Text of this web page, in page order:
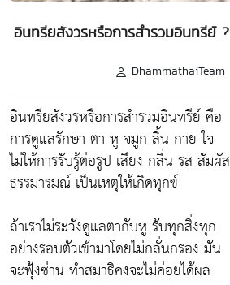
อินทรียสังวรหรือการสำรวมอินทรีย์ ?
DhammathaiTeam
อินทรียสังวรหรือการสำรวมอินทรีย์ คือ
การดูแลรักษา ตา หู จมูก ลิ้น กาย ใจ
ไม่ให้การรับรู้ต่อรูป เสียง กลิ่น รส สัมผัส
ธรรมารมณ์ เป็นเหตุให้เกิดทุกข์
ถ้าเราไม่ระวังดูแลตากับหู รับทุกสิ่งทุก
อย่างรอบตัวเข้ามาโดยไม่กลั่นกรอง มัน
จะฟุ้งซ่าน ทำสมาธิคงจะไม่ค่อยได้ผล